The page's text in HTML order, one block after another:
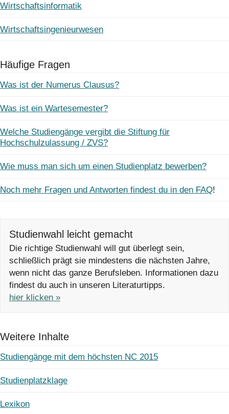
Wirtschaftsinformatik
Wirtschaftsingenieurwesen
Häufige Fragen
Was ist der Numerus Clausus?
Was ist ein Wartesemester?
Welche Studiengänge vergibt die Stiftung für
Hochschulzulassung / ZVS?
Wie muss man sich um einen Studienplatz bewerben?
Noch mehr Fragen und Antworten findest du in den FAQ!
Studienwahl leicht gemacht
Die richtige Studienwahl will gut überlegt sein,
schließlich prägt sie mindestens die nächsten Jahre,
wenn nicht das ganze Berufsleben. Informationen dazu
findest du auch in unseren Literaturtipps.
hier klicken »
Weitere Inhalte
Studiengänge mit dem höchsten NC 2015
Studienplatzklage
Lexikon